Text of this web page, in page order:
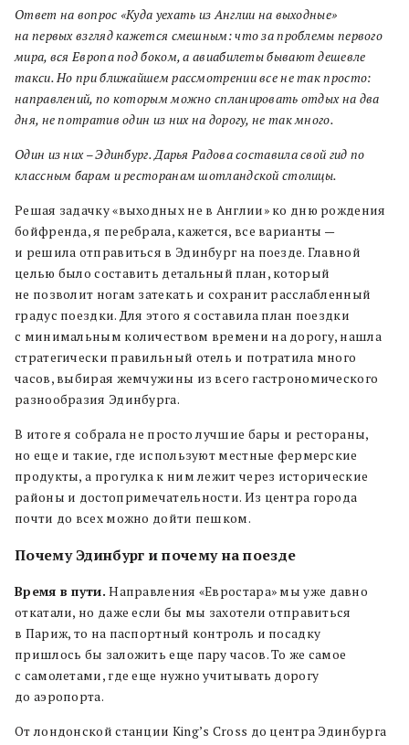
Ответ на вопрос «Куда уехать из Англии на выходные»
на первых взгляд кажется смешным: что за проблемы первого
мира, вся Европа под боком, а авиабилеты бывают дешевле
такси. Но при ближайшем рассмотрении все не так просто:
направлений, по которым можно спланировать отдых на два
дня, не потратив один из них на дорогу, не так много.
Один из них – Эдинбург. Дарья Радова составила свой гид по
классным барам и ресторанам шотландской столицы.
Решая задачку «выходных не в Англии» ко дню рождения
бойфренда, я перебрала, кажется, все варианты —
и решила отправиться в Эдинбург на поезде. Главной
целью было составить детальный план, который
не позволит ногам затекать и сохранит расслабленный
градус поездки. Для этого я составила план поездки
с минимальным количеством времени на дорогу, нашла
стратегически правильный отель и потратила много
часов, выбирая жемчужины из всего гастрономического
разнообразия Эдинбурга.
В итоге я собрала не просто лучшие бары и рестораны,
но еще и такие, где используют местные фермерские
продукты, а прогулка к ним лежит через исторические
районы и достопримечательности. Из центра города
почти до всех можно дойти пешком.
Почему Эдинбург и почему на поезде
Время в пути. Направления «Евростара» мы уже давно
откатали, но даже если бы мы захотели отправиться
в Париж, то на паспортный контроль и посадку
пришлось бы заложить еще пару часов. То же самое
с самолетами, где еще нужно учитывать дорогу
до аэропорта.
От лондонской станции King’s Cross до центра Эдинбурга